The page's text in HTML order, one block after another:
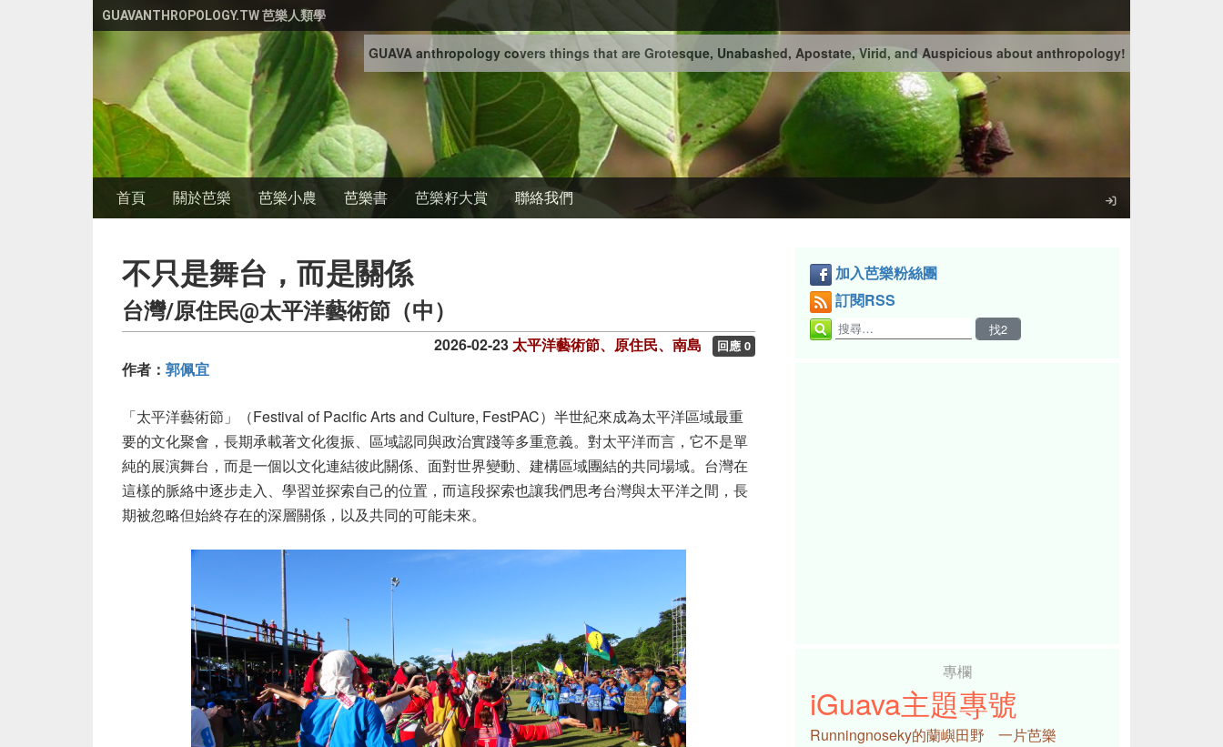
GUAVANTHROPOLOGY.TW 芭樂人類學
GUAVA anthropology covers things that are Grotesque, Unabashed, Apostate, Virid, and Auspicious about anthropology!
首頁 關於芭樂 芭樂小農 芭樂書 芭樂籽大賞 聯絡我們
不只是舞台，而是關係
台灣/原住民@太平洋藝術節（中）
2026-02-23 太平洋藝術節、原住民、南島 回應 0
作者： 郭佩宜
「太平洋藝術節」（Festival of Pacific Arts and Culture, FestPAC）半世紀來成為太平洋區域最重
要的文化聚會，長期承載著文化復振、區域認同與政治實踐等多重意義。對太平洋而言，它不是單
純的展演舞台，而是一個以文化連結彼此關係、面對世界變動、建構區域團結的共同場域。台灣在
這樣的脈絡中逐步走入、學習並探索自己的位置，而這段探索也讓我們思考台灣與太平洋之間，長
期被忽略但始終存在的深層關係，以及共同的可能未來。
加入芭樂粉絲團
訂閱RSS
專欄
iGuava主題專號
Runningnoseky的蘭嶼田野 一片芭樂